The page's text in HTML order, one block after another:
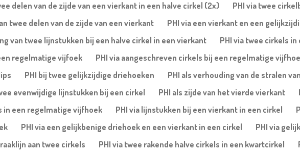
delen van de zijde van een vierkant in een halve cirkel (2x)
PHI via twee
twee delen van de zijde van een vierkant
PHI via een vierkant en een
van twee lijnstukken bij een halve cirkel in een vierkant
PHI via twee cirkels
regelmatige vijfoek
PHI via aangeschreven cirkels bij een regelmatige
PHI bij twee gelijkzijdige driehoeken
PHI als verhouding van de stralen
evenwijdige lijnstukken bij een cirkel
PHI als zijde van het vierde vierkant
in een regelmatige vijfhoek
PHI via lijnstukken bij een vierkant in een cirkel
PHI via een gelijkbenige driehoek en een vierkant in een cirkel
PHI via
aan twee cirkels
PHI via twee rakende halve cirkels in een kwartcirkel